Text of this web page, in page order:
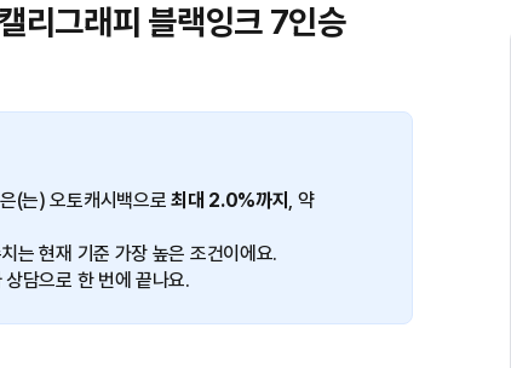
리그래피 블랙잉크 7인승
(는) 오토캐시백으로최대 2.0%까지 , 약
는 현재 기준 가장 높은 조건이에요.
담으로 한 번에 끝나요.